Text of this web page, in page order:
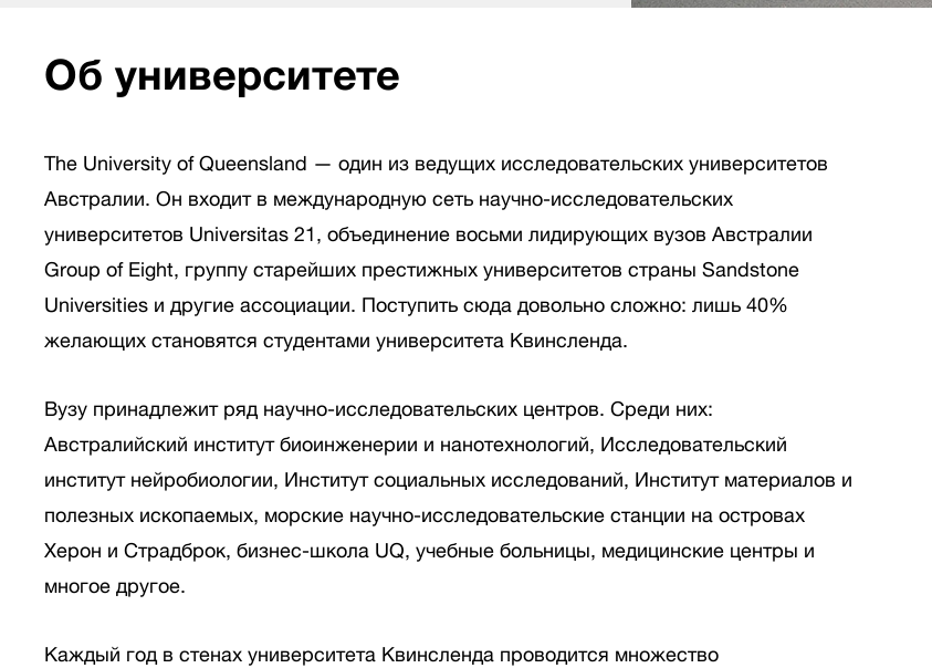
Об университете
The University of Queensland — один из ведущих исследовательских университетов
Австралии. Он входит в международную сеть научно-исследовательских
университетов Universitas 21, объединение восьми лидирующих вузов Австралии
Group of Eight, группу старейших престижных университетов страны Sandstone
Universities и другие ассоциации. Поступить сюда довольно сложно: лишь 40%
желающих становятся студентами университета Квинсленда.
Вузу принадлежит ряд научно-исследовательских центров. Среди них:
Австралийский институт биоинженерии и нанотехнологий, Исследовательский
институт нейробиологии, Институт социальных исследований, Институт материалов и
полезных ископаемых, морские научно-исследовательские станции на островах
Херон и Страдброк, бизнес-школа UQ, учебные больницы, медицинские центры и
многое другое.
Каждый год в стенах университета Квинсленда проводится множество